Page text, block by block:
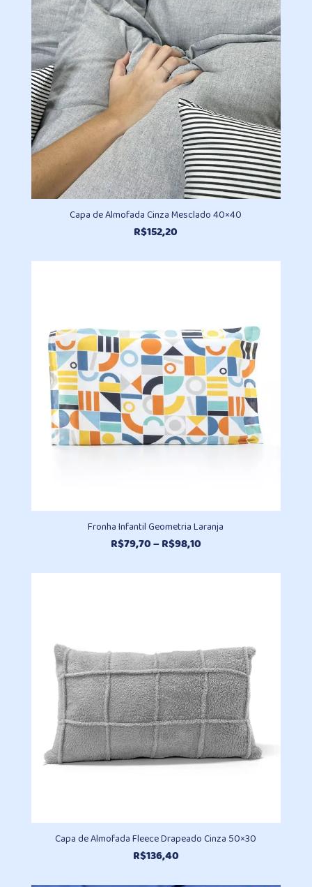
Capa de Almofada Cinza Mesclado 40×40
R$152,20
Fronha Infantil Geometria Laranja
R$79,70–R$98,10Faixa
preço:
Capa de Almofada Fleece Drapeado Cinza 50×30
R$136,40